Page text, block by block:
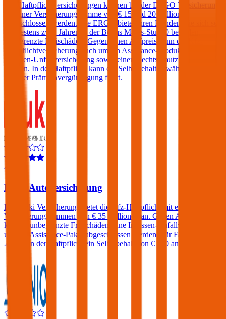
Kfz-Haftpflichtversicherungen können bei der ERGO Versicherung
mit einer Versicherungssumme von € 15 und 20 Millionen
abgeschlossen werden. Die ERGO bietet ihren Kunden, die sich seit
mindestens zwei Jahren in der Bonus Malus-Stufe 0 befinden,
unbegrenzte Freischäden. Gegen einen Aufpreis kann die Kfz-
Haftpflichtversicherung auch um ein Assistance-Produkt, eine
Insassen-Unfallversicherung sowie einen Rechtsschutz erweitert
werden. In der Haftpflicht kann ein Selbstbehalt gewählt werden der
zu einer Prämienvergünstigung führt.
4,5
Muki Autoversicherung
Die Muki Versicherung bietet die Kfz-Haftpflicht mit einer
Versicherungssummen von € 35 Millionen an. Gegen Aufpreis
können unbegrenzte Freischäden, eine Insassen-Unfallversicherung
und ein Assistance-Paket abgeschlossen werden. Für Fahrer unter
23 fällt in der Haftpflicht ein Selbstbehalt von € 500 an.